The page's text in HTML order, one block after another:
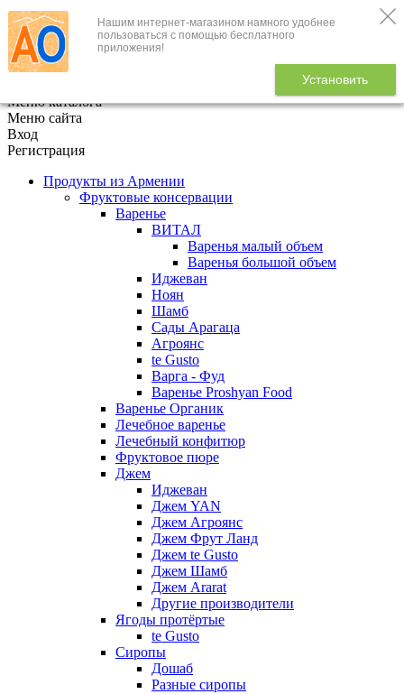
Нашим интернет-магазином намного удобнее
пользоваться с помощью бесплатного
приложения!
Установить
+7 (495) 646-888-1
В корзине
Меню каталога
Меню сайта
Вход
Регистрация
Продукты из Армении
Фруктовые консервации
Варенье
ВИТАЛ
Варенья малый объем
Варенья большой объем
Иджеван
Ноян
Шамб
Сады Арагаца
Агроянс
te Gusto
Варга - Фуд
Варенье Proshyan Food
Варенье Органик
Лечебное варенье
Лечебный конфитюр
Фруктовое пюре
Джем
Иджеван
Джем YAN
Джем Агроянс
Джем Фрут Ланд
Джем te Gusto
Джем Шамб
Джем Ararat
Другие производители
Ягоды протёртые
te Gusto
Сиропы
Дошаб
Разные сиропы